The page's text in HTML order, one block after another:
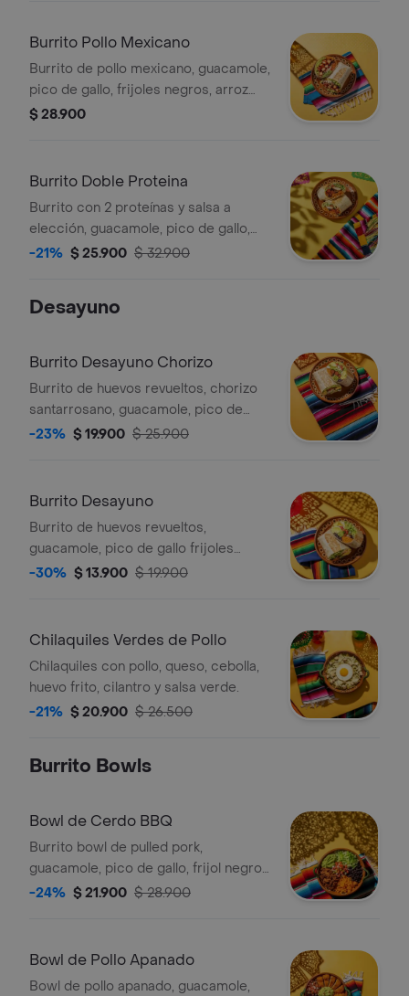
Burrito Pollo Mexicano
Burrito de pollo mexicano, guacamole,
pico de gallo, frijoles negros, arroz
achiote, lechuga y queso.
$ 28.900
Burrito Doble Proteina
Burrito con 2 proteínas y salsa a
elección, guacamole, pico de gallo,
frijoles negros, arroz achiote, lechuga
-21% $ 25.900 $ 32.900
Desayuno
Burrito Desayuno Chorizo
Burrito de huevos revueltos, chorizo
santarrosano, guacamole, pico de
gallo frijoles negros, arroz achiote,
-23% $ 19.900 $ 25.900
Burrito Desayuno
Burrito de huevos revueltos,
guacamole, pico de gallo frijoles
negros, arroz achiote, lechuga, queso
-30% $ 13.900 $ 19.900
Chilaquiles Verdes de Pollo
Chilaquiles con pollo, queso, cebolla,
huevo frito, cilantro y salsa verde.
-21% $ 20.900 $ 26.500
Burrito Bowls
Bowl de Cerdo BBQ
Burrito bowl de pulled pork,
guacamole, pico de gallo, frijol negro,
arroz achiote y lechuga.
-24% $ 21.900 $ 28.900
Bowl de Pollo Apanado
Bowl de pollo apanado, guacamole,